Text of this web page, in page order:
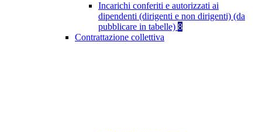
Incarichi conferiti e autorizzati ai
dipendenti (dirigenti e non dirigenti) (da
pubblicare in tabelle) 8
Contrattazione collettiva